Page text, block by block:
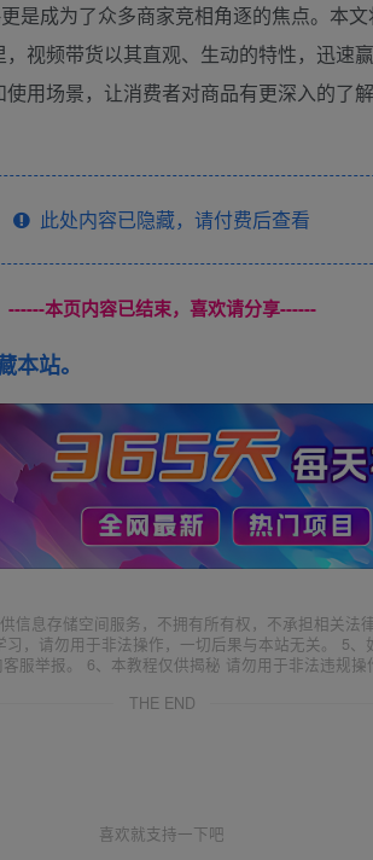
是成为了众多商家竞相角逐的焦点。本
视频带货以其直观、生动的特性，迅速
用场景，让消费者对商品有更深入的了
此处内容已隐藏，请付费后查看
------本页内容已结束，喜欢请分享------
站。
信息存储空间服务，不拥有所有权，不承担相关法
，请勿用于非法操作，一切后果与本站无关。 5
服举报。 6、本教程仅供揭秘 请勿用于非法违规
THE END
喜欢就支持一下吧